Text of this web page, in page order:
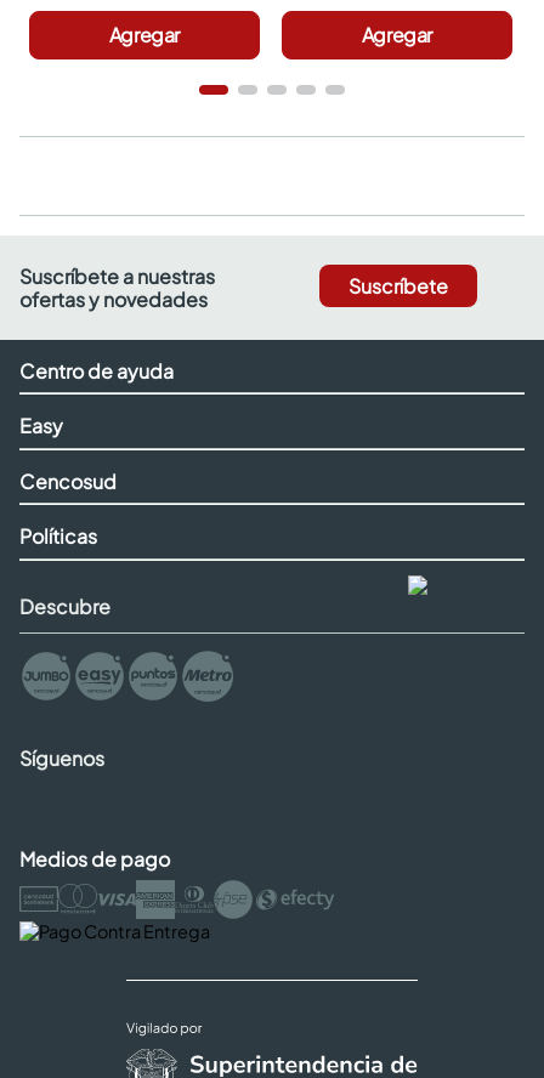
Agregar Agregar
Suscríbete a nuestras
ofertas y novedades
Suscríbete
Centro de ayuda
Easy
Cencosud
Políticas
Descubre
Síguenos
Medios de pago